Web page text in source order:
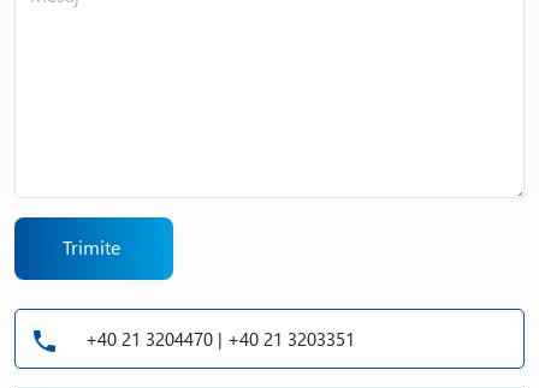
Trimite
+40 21 3204470 | +40 21 3203351